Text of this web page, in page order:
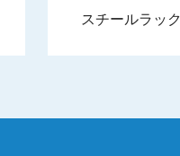
スチールラック